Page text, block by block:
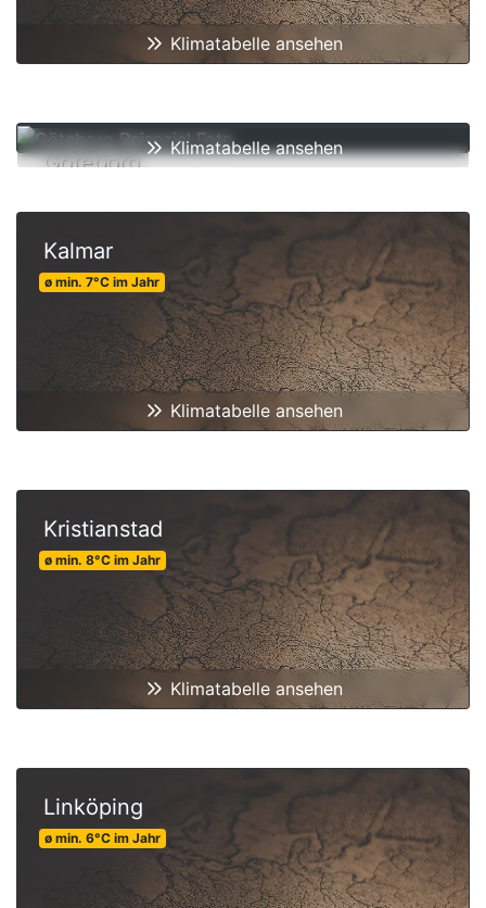
Klimatabelle ansehen
Göteborg
Klimatabelle ansehen
Kalmar
ø min. 7°C im Jahr
Klimatabelle ansehen
Kristianstad
ø min. 8°C im Jahr
Klimatabelle ansehen
Linköping
ø min. 6°C im Jahr